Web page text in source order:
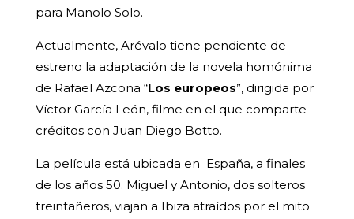
para Manolo Solo.
Actualmente, Arévalo tiene pendiente de
estreno la adaptación de la novela homónima
de Rafael Azcona “Los europeos”, dirigida por
Víctor García León, filme en el que comparte
créditos con Juan Diego Botto.
La película está ubicada en España, a finales
de los años 50. Miguel y Antonio, dos solteros
treintañeros, viajan a Ibiza atraídos por el mito